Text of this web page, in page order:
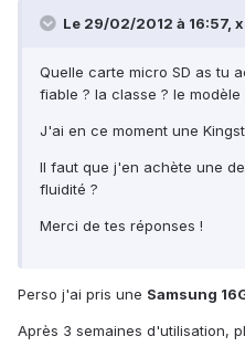
Le 29/02/2012 à 16:57,
Quelle carte micro SD as tu
fiable ? la classe ? le modèle
J'ai en ce moment une
Il faut que j'en achète une
fluidité ?
Merci de tes réponses !
Perso j'ai pris une Samsung
Après 3 semaines d'utilisation,